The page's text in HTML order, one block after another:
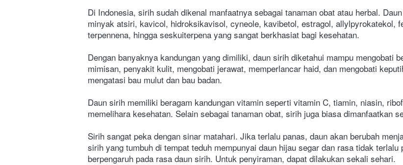
Di Indonesia, sirih sudah dikenal manfaatnya sebagai tanaman obat atau herbal.
minyak atsiri, kavicol, hidroksikavisol, cyneole, kavibetol, estragol, allylpyrokatekol,
terpennena, hingga seskuiterpena yang sangat berkhasiat bagi kesehatan.
Dengan banyaknya kandungan yang dimiliki, daun sirih diketahui mampu mengobati
mimisan, penyakit kulit, mengobati jerawat, memperlancar haid, dan mengobati
mengatasi bau mulut dan bau badan.
Daun sirih memiliki beragam kandungan vitamin seperti vitamin C, tiamin, niasin,
memelihara kesehatan. Selain sebagai tanaman obat, sirih juga biasa dimanfaatkan
Sirih sangat peka dengan sinar matahari. Jika terlalu panas, daun akan berubah
sirih yang tumbuh di tempat teduh mempunyai daun hijau segar dan rasa tidak
berpengaruh pada rasa daun sirih. Untuk penyiraman, dapat dilakukan sekali sehari.